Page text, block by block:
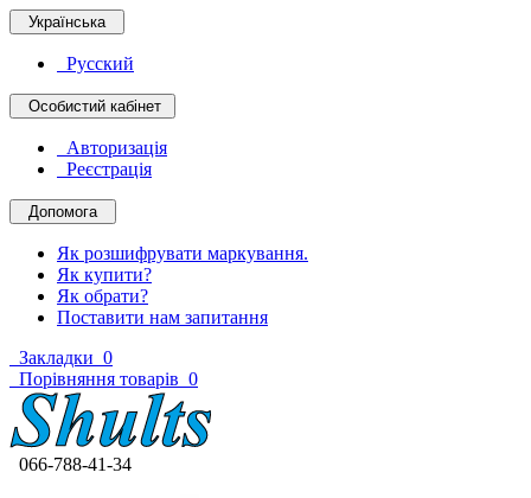
Українська
Русский
Особистий кабінет
Авторизація
Реєстрація
Допомога
Як розшифрувати маркування.
Як купити?
Як обрати?
Поставити нам запитання
Закладки 0
Порівняння товарів 0
066-788-41-34